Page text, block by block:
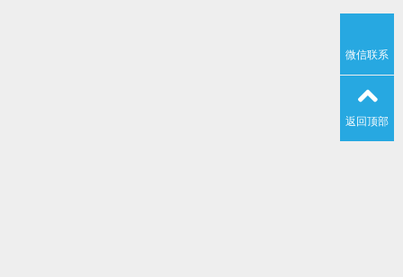
微信联系
返回顶部